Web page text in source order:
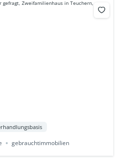
gebrauchtimmobilien